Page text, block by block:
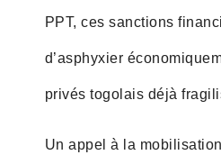
PPT, ces sanctions
d’asphyxier
privés togolais déjà
Un appel à la